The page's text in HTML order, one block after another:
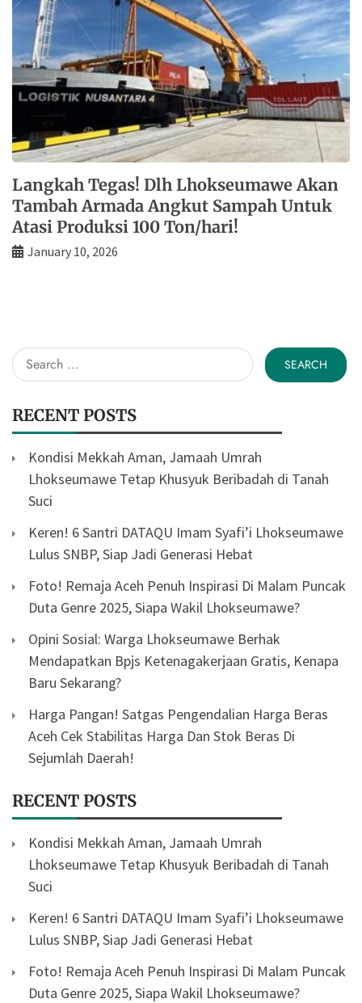
Langkah Tegas! Dlh Lhokseumawe Akan
Tambah Armada Angkut Sampah Untuk
Atasi Produksi 100 Ton/hari!
January 10, 2026
Search
for:
RECENT POSTS
Kondisi Mekkah Aman, Jamaah Umrah
Lhokseumawe Tetap Khusyuk Beribadah di Tanah
Suci
Keren! 6 Santri DATAQU Imam Syafi’i Lhokseumawe
Lulus SNBP, Siap Jadi Generasi Hebat
Foto! Remaja Aceh Penuh Inspirasi Di Malam Puncak
Duta Genre 2025, Siapa Wakil Lhokseumawe?
Opini Sosial: Warga Lhokseumawe Berhak
Mendapatkan Bpjs Ketenagakerjaan Gratis, Kenapa
Baru Sekarang?
Harga Pangan! Satgas Pengendalian Harga Beras
Aceh Cek Stabilitas Harga Dan Stok Beras Di
Sejumlah Daerah!
RECENT POSTS
Kondisi Mekkah Aman, Jamaah Umrah
Lhokseumawe Tetap Khusyuk Beribadah di Tanah
Suci
Keren! 6 Santri DATAQU Imam Syafi’i Lhokseumawe
Lulus SNBP, Siap Jadi Generasi Hebat
Foto! Remaja Aceh Penuh Inspirasi Di Malam Puncak
Duta Genre 2025, Siapa Wakil Lhokseumawe?